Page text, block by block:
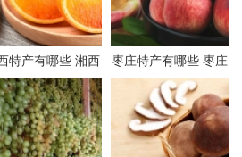
特产有哪些 湘西
有哪些特产
枣庄特产有哪些 枣庄
有哪些特产